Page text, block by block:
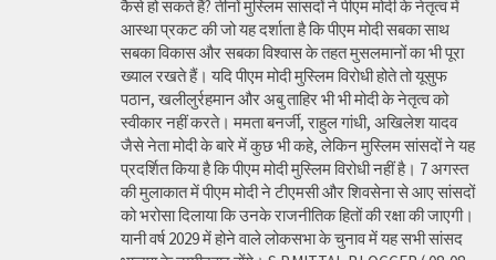
कैसे हो सकते हैं? तीनों मुस्लिम सांसदों ने पीएम मोदी के नेतृत्व में
आस्था प्रकट की जो यह दर्शाता है कि पीएम मोदी सबका साथ
सबका विकास और सबका विश्वास के तहत मुसलमानों का भी पूरा
ख्याल रखते हैं। यदि पीएम मोदी मुस्लिम विरोधी होते तो यूसुफ
पठान, खलीलुर्रहमान और अबु ताहिर भी भी मोदी के नेतृत्व को
स्वीकार नहीं करते। ममता बनर्जी, राहुल गांधी, अखिलेश यादव
जैसे नेता मोदी के बारे में कुछ भी कहे, लेकिन मुस्लिम सांसदों ने यह
प्रदर्शित किया है कि पीएम मोदी मुस्लिम विरोधी नहीं है। 7 अगस्त
की मुलाकात में पीएम मोदी ने टीएमसी और शिवसेना से आए सांसदों
को भरोसा दिलाया कि उनके राजनीतिक हितों की रक्षा की जाएगी।
यानी वर्ष 2029 में होने वाले लोकसभा के चुनाव में यह सभी सांसद